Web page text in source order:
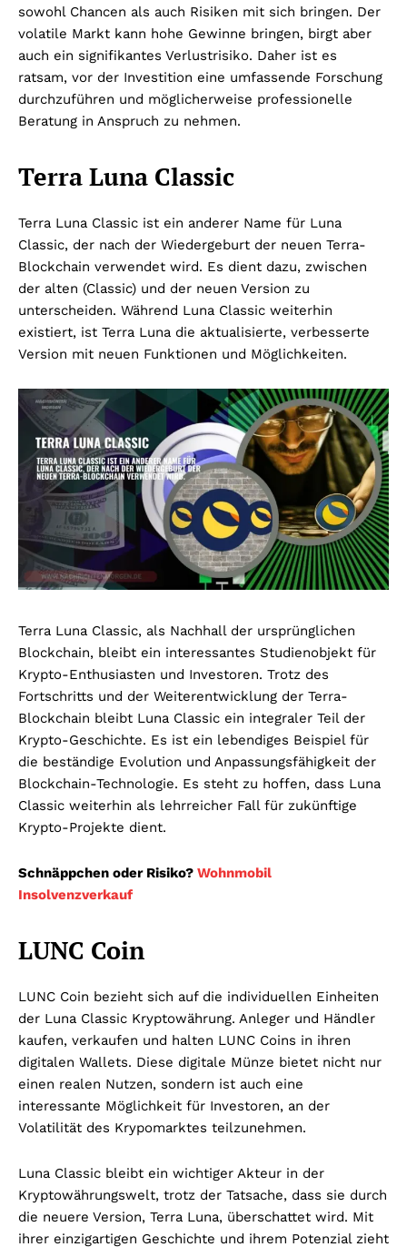
sowohl Chancen als auch Risiken mit sich bringen. Der
volatile Markt kann hohe Gewinne bringen, birgt aber
auch ein signifikantes Verlustrisiko. Daher ist es
ratsam, vor der Investition eine umfassende Forschung
durchzuführen und möglicherweise professionelle
Beratung in Anspruch zu nehmen.
Terra Luna Classic
Terra Luna Classic ist ein anderer Name für Luna
Classic, der nach der Wiedergeburt der neuen Terra-
Blockchain verwendet wird. Es dient dazu, zwischen
der alten (Classic) und der neuen Version zu
unterscheiden. Während Luna Classic weiterhin
existiert, ist Terra Luna die aktualisierte, verbesserte
Version mit neuen Funktionen und Möglichkeiten.
Terra Luna Classic, als Nachhall der ursprünglichen
Blockchain, bleibt ein interessantes Studienobjekt für
Krypto-Enthusiasten und Investoren. Trotz des
Fortschritts und der Weiterentwicklung der Terra-
Blockchain bleibt Luna Classic ein integraler Teil der
Krypto-Geschichte. Es ist ein lebendiges Beispiel für
die beständige Evolution und Anpassungsfähigkeit der
Blockchain-Technologie. Es steht zu hoffen, dass Luna
Classic weiterhin als lehrreicher Fall für zukünftige
Krypto-Projekte dient.
Schnäppchen oder Risiko? Wohnmobil
Insolvenzverkauf
LUNC Coin
LUNC Coin bezieht sich auf die individuellen Einheiten
der Luna Classic Kryptowährung. Anleger und Händler
kaufen, verkaufen und halten LUNC Coins in ihren
digitalen Wallets. Diese digitale Münze bietet nicht nur
einen realen Nutzen, sondern ist auch eine
interessante Möglichkeit für Investoren, an der
Volatilität des Krypomarktes teilzunehmen.
Luna Classic bleibt ein wichtiger Akteur in der
Kryptowährungswelt, trotz der Tatsache, dass sie durch
die neuere Version, Terra Luna, überschattet wird. Mit
ihrer einzigartigen Geschichte und ihrem Potenzial zieht